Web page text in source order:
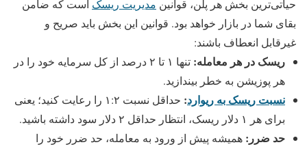
حیاتی‌ترین بخش هر پلن، قوانین مدیریت ریسک است که ضامن
بقای شما در بازار خواهد بود. قوانین این بخش باید صریح و
غیرقابل انعطاف باشند:
ریسک در هر معامله:
تنها ۱ تا ۲ درصد از کل سرمایه خود را در
هر پوزیشن به خطر بیندازید.
نسبت ریسک به ریوارد:
حداقل نسبت ۱:۲ را رعایت کنید؛ یعنی
برای هر ۱ دلار ریسک، انتظار حداقل ۲ دلار سود داشته باشید.
حد ضرر: همیشه پیش از ورود به معامله، حد ضرر خود را